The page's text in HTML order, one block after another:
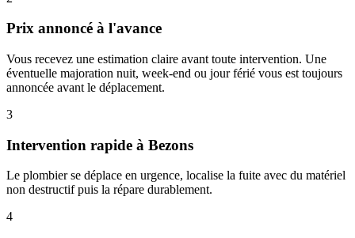
Prix annoncé à l'avance
Vous recevez une estimation claire avant toute intervention. Une
éventuelle majoration nuit, week-end ou jour férié vous est toujours
annoncée avant le déplacement.
3
Intervention rapide à Bezons
Le plombier se déplace en urgence, localise la fuite avec du matériel
non destructif puis la répare durablement.
4